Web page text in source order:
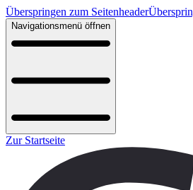
Überspringen zum Seitenheader
Navigationsmenü öffnen
Zur Startseite